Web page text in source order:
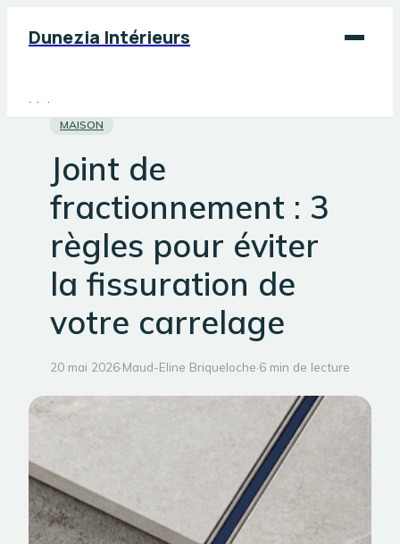
Dunezia Intérieurs
Maison
Jardinage
Bricolage
MAISON
Joint de
fractionnement : 3
règles pour éviter
la fissuration de
votre carrelage
20 mai 2026·Maud-Eline Briqueloche·6 min de lecture